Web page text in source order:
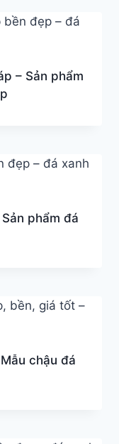
– Sản phẩm
phẩm đá
chậu đá